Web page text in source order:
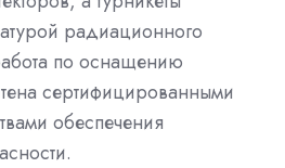
радиационного
по оснащению
сертифицированными
обеспечения